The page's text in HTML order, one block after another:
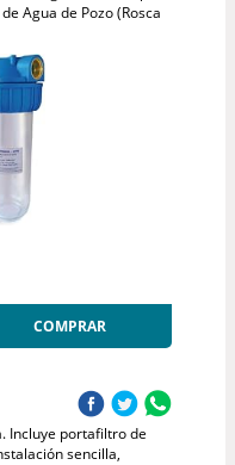
Agua de Pozo (Rosca
COMPRAR
Incluye portafiltro de
sencilla,